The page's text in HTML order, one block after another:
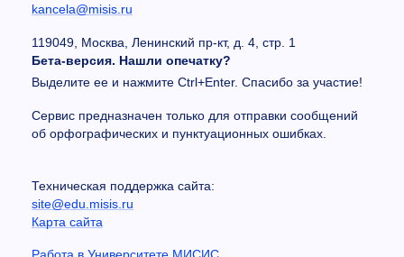
kancela@misis.ru
119049, Москва, Ленинский пр-кт, д. 4, стр. 1
Бета-версия. Нашли опечатку?
Выделите ее и нажмите Ctrl+Enter. Спасибо за участие!
Сервис предназначен только для отправки сообщений
об орфографических и пунктуационных ошибках.
Техническая поддержка сайта:
site@edu.misis.ru
Карта сайта